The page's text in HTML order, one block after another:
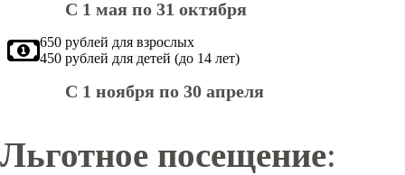
С 1 мая по 31 октября
650 рублей для взрослых
450 рублей для детей (до 14 лет)
С 1 ноября по 30 апреля
Льготное посещение: